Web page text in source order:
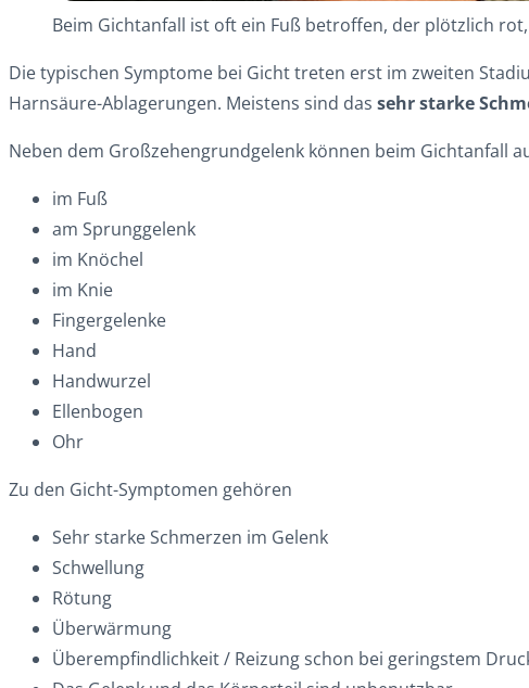
Beim Gichtanfall ist oft ein Fuß betroffen, der plötzlich
Die typischen Symptome bei Gicht treten erst im zweiten
Harnsäure-Ablagerungen. Meistens sind das sehr starke
Neben dem Großzehengrundgelenk können beim Gichtanfall
im Fuß
am Sprunggelenk
im Knöchel
im Knie
Fingergelenke
Hand
Handwurzel
Ellenbogen
Ohr
Zu den Gicht-Symptomen gehören
Sehr starke Schmerzen im Gelenk
Schwellung
Rötung
Überwärmung
Überempfindlichkeit / Reizung schon bei geringstem